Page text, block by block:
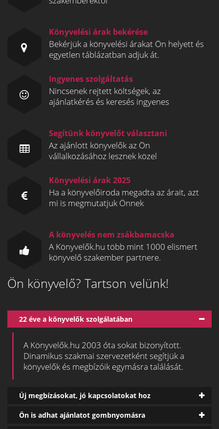
Könyvelési árak bekérése
Bekérjük a könyvelési árakat Ön helyett és
egyetlen táblázatban adjuk át.
Ingyenes szolgáltatás
Nincsenek rejtett költségek, az
ajánlatkérés és keresés ingyenes
Segítünk könyvelőt választani
Az ajánlott könyvelők az Ön
vállalkozásához lesznek közel
Könyvelési árak 2025
Ha a könyvelőiroda megadta az árait, azt
mi is megmutatjuk Önnek
A könyvelés nem zsákbamacska
A Könyvelők.hu több mint 1000 elismert
könyvelő szakember partnere.
Ön könyvelő? Tartson velünk!
22 éve a könyvelők szolgálatában
A Könyvelők.hu 2003 óta sokat bizonyított.
Dinamikus szakmai szervezetként segítjük a
könyvelők és megbízóik egymásra találását.
Új megbízásokat, jó kapcsolatokat hoz
Ön is adhat ajánlatot gombnyomásra